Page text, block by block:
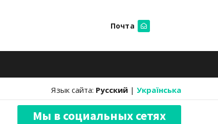
Почта
Язык сайта: Русский | Українська
Мы в социальных сетях